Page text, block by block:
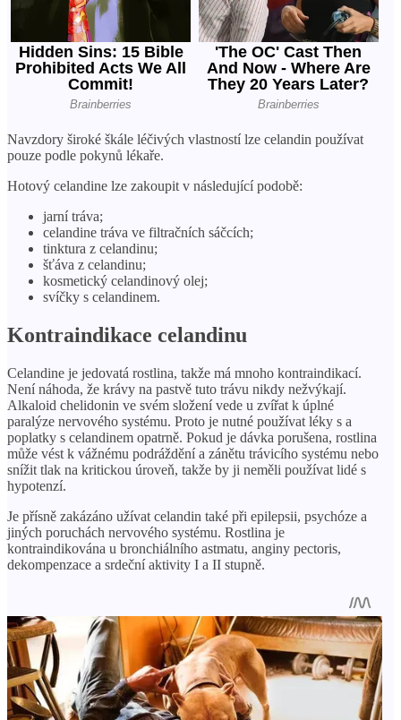
Navzdory široké škále léčivých vlastností lze celandin používat
pouze podle pokynů lékaře.
Hotový celandine lze zakoupit v následující podobě:
jarní tráva;
celandine tráva ve filtračních sáčcích;
tinktura z celandinu;
šťáva z celandinu;
kosmetický celandinový olej;
svíčky s celandinem.
Kontraindikace celandinu
Celandine je jedovatá rostlina, takže má mnoho kontraindikací.
Není náhoda, že krávy na pastvě tuto trávu nikdy nežvýkají.
Alkaloid chelidonin ve svém složení vede u zvířat k úplné
paralýze nervového systému. Proto je nutné používat léky s a
poplatky s celandinem opatrně. Pokud je dávka porušena, rostlina
může vést k vážnému podráždění a zánětu trávicího systému nebo
snížit tlak na kritickou úroveň, takže by ji neměli používat lidé s
hypotenzí.
Je přísně zakázáno užívat celandin také při epilepsii, psychóze a
jiných poruchách nervového systému. Rostlina je
kontraindikována u bronchiálního astmatu, anginy pectoris,
dekompenzace a srdeční aktivity I a II stupně.